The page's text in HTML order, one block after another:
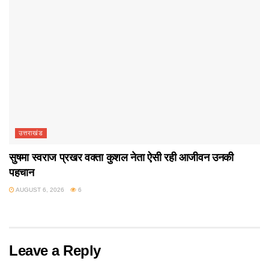
उत्तराखंड
सुषमा स्वराज प्रखर वक्ता कुशल नेता ऐसी रही आजीवन उनकी
पहचान
AUGUST 6, 2026 6
Leave a Reply